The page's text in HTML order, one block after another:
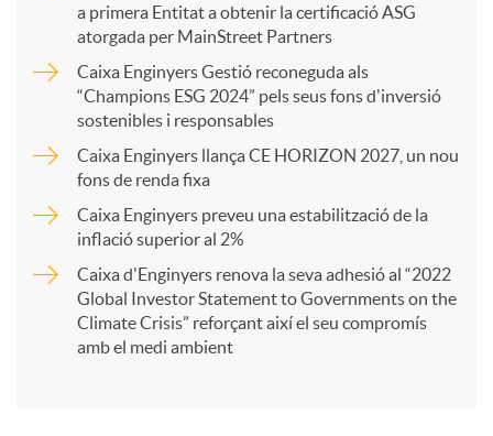
r
a primera Entitat a obtenir la certificació ASG
atorgada per MainStreet Partners
Caixa Enginyers Gestió reconeguda als
“Champions ESG 2024” pels seus fons d'inversió
sostenibles i responsables
Caixa Enginyers llança CE HORIZON 2027, un nou
fons de renda fixa
Caixa Enginyers preveu una estabilització de la
inflació superior al 2%
Caixa d'Enginyers renova la seva adhesió al “2022
Global Investor Statement to Governments on the
Climate Crisis” reforçant així el seu compromís
amb el medi ambient